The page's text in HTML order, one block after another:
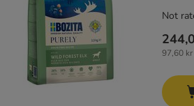
97,60 kr
Not